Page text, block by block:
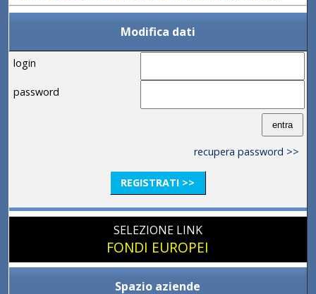
Modifica dati
login
password
recupera password >>
REGISTRATI >>
SELEZIONE LINK
FONDI EUROPEI
Spazio aziende